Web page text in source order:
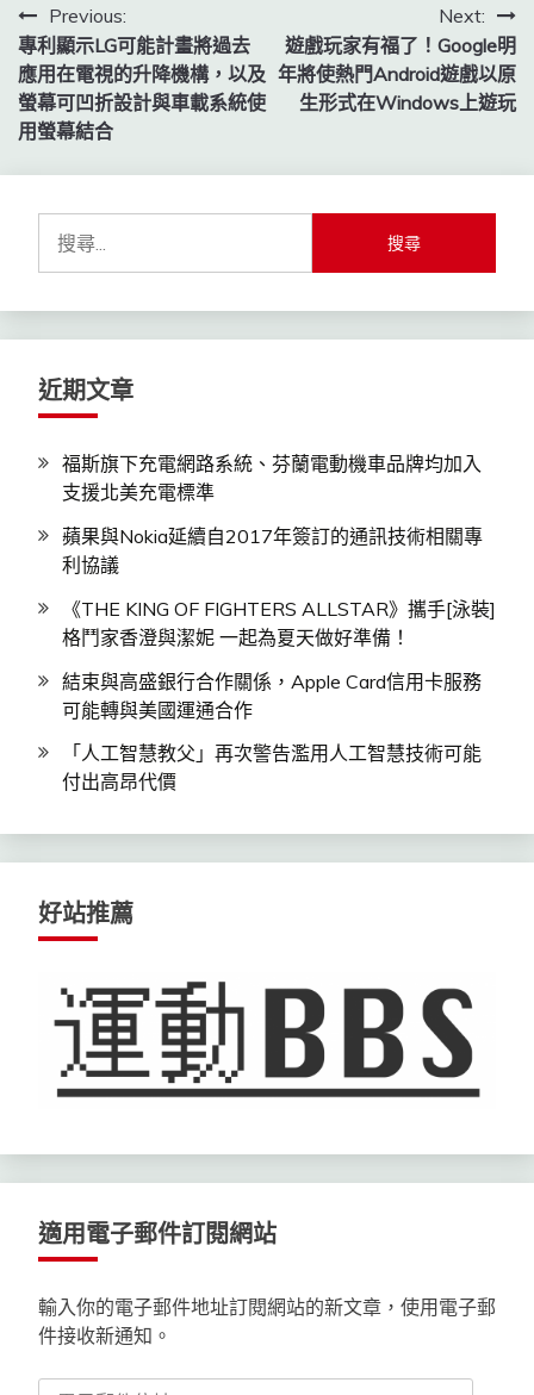
文
章
導
覽
Previous:
專利顯示LG可能計畫將過去
應用在電視的升降機構，以及
螢幕可凹折設計與車載系統使
用螢幕結合
Next:
遊戲玩家有福了！Google明
年將使熱門Android遊戲以原
生形式在Windows上遊玩
鍵
字:
近期文章
福斯旗下充電網路系統、芬蘭電動機車品牌均加入
支援北美充電標準
蘋果與Nokia延續自2017年簽訂的通訊技術相關專
利協議
《THE KING OF FIGHTERS ALLSTAR》攜手[泳裝]
格鬥家香澄與潔妮 一起為夏天做好準備！
結束與高盛銀行合作關係，Apple Card信用卡服務
可能轉與美國運通合作
「人工智慧教父」再次警告濫用人工智慧技術可能
付出高昂代價
好站推薦
適用電子郵件訂閱網站
輸入你的電子郵件地址訂閱網站的新文章，使用電子郵
件接收新通知。